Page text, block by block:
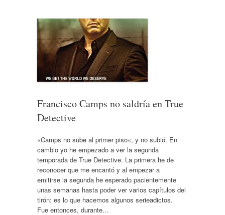
Francisco Camps no saldría en True
Detective
«Camps no sube al primer piso«, y no subió. En
cambio yo he empezado a ver la segunda
temporada de True Detective. La primera he de
reconocer que me encantó y al empezar a
emitirse la segunda he esperado pacientemente
unas semanas hasta poder ver varios capítulos del
tirón: es lo que hacemos algunos serieadictos.
Fue entonces, durante…